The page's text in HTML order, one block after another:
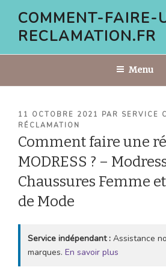
contenu
COMMENT-FAIRE-
RECLAMATION.FR
Menu
PUBLIÉ
LE
11 OCTOBRE 2021 PAR SERVICE
RÉCLAMATION
Comment faire une
MODRESS ? –
Chaussures Femme
de Mode
Service indépendant : Assistance
marques. En savoir plus